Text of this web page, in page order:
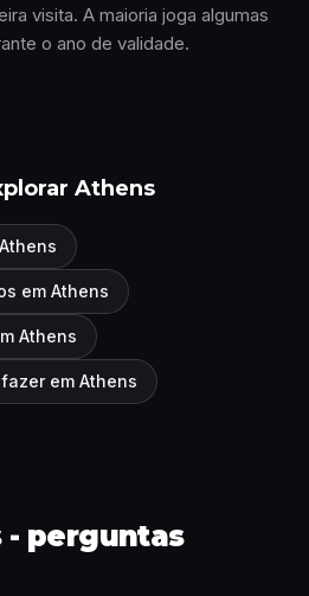
visita. A maioria joga algumas
o ano de validade.
Athens
em Athens
Athens
em Athens
- perguntas